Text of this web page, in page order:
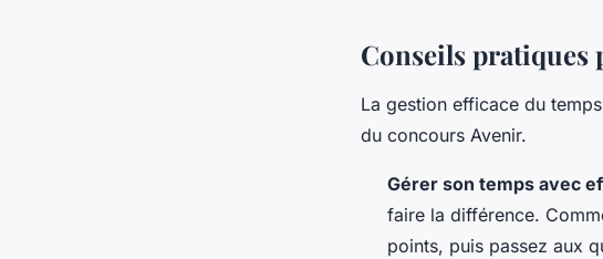
Conseils pratiques
La gestion efficace du
du concours Avenir.
Gérer son temps avec
faire la différence.
points, puis passez aux